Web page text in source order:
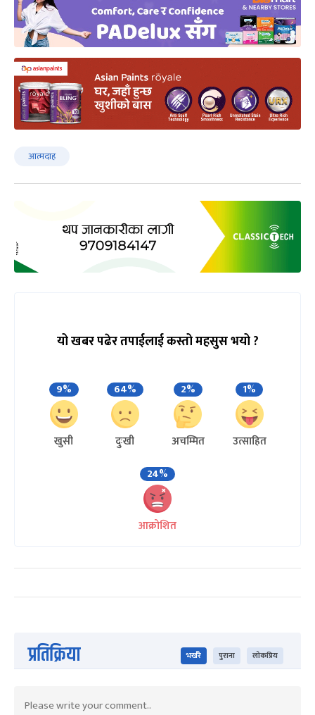
आत्मदाह
यो खबर पढेर तपाईलाई कस्तो महसुस भयो ?
9%
खुसी
64%
दुःखी
2%
अचम्मित
1%
उत्साहित
24%
आक्रोशित
प्रतिक्रिया भर्खरै पुराना लोकप्रिय